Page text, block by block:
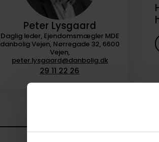
Peter Lysgaard
Daglig leder, Ejendomsmægler MDE
danbolig Vejen, Nørregade 32, 6600
Vejen,
peter.lysgaard@danbolig.dk
29 11 22 26